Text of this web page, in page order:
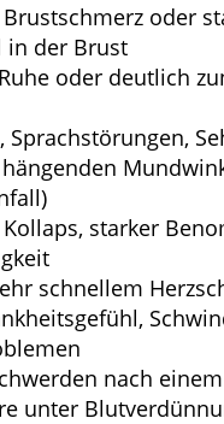
oder
in der Brust
oder deutlich
Sprachstörungen,
starker
schnellem
nach
unter